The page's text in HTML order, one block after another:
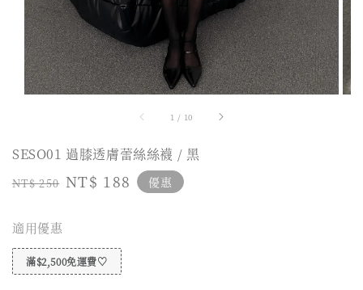
1 / 10
SESO01 過膝透膚蕾絲絲襪 / 黑
Regular
NT$ 250 Sale
NT$ 188 優惠
適用優惠
滿$2,500免運費♡